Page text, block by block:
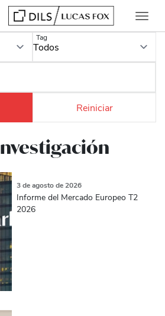
Tag
3 de agosto de 2026
Informe del Mercado Europeo T2
2026